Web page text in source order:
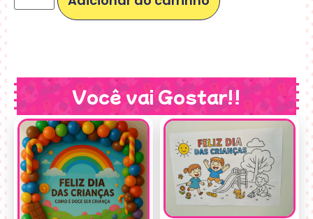
Você vai Gostar!!